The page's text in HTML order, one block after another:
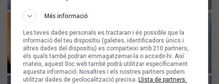
Més informació
Les teves dades personals es tractaran i és possible que la
informació del teu dispositiu (galetes, identificadors únics i
altres dades del dispositiu) es comparteixi amb 210 partners,
els quals també podran emmagatzemar-la o accedir-hi. Així
mateix, aquest lloc web també podrà utilitzar específicament
aquesta informació. Nosaltres i els nostres partners podem
utilitzar dades de geolocalització precisa. Llista de partners.